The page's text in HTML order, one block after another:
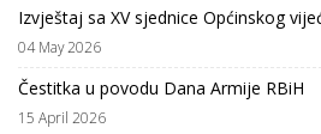
Izvještaj sa XV sjednice Općinskog
04 May 2026
Čestitka u povodu Dana Armije RBiH
15 April 2026